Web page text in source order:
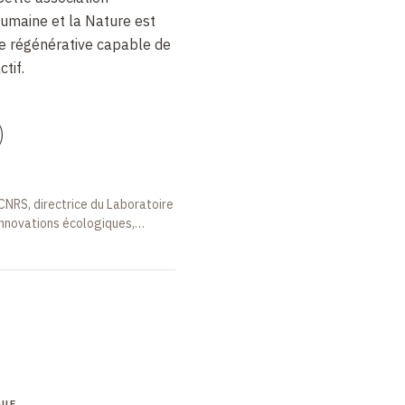
et la Nature est
régénérative capable de
directrice du Laboratoire
écologiques,